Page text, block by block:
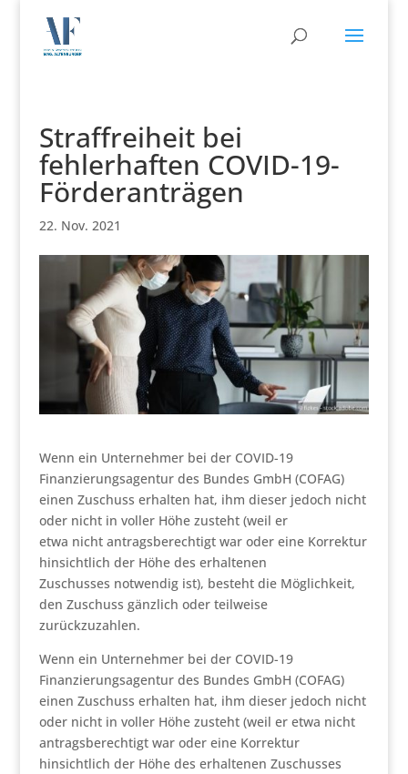
Straffreiheit bei
fehlerhaften COVID-19-
Förderanträgen
22. Nov. 2021
Wenn ein Unternehmer bei der COVID-19
Finanzierungsagentur des Bundes GmbH (COFAG)
einen Zuschuss erhalten hat, ihm dieser jedoch nicht
oder nicht in voller Höhe zusteht (weil er
etwa nicht antragsberechtigt war oder eine Korrektur
hinsichtlich der Höhe des erhaltenen
Zuschusses notwendig ist), besteht die Möglichkeit,
den Zuschuss gänzlich oder teilweise
zurückzuzahlen.
Wenn ein Unternehmer bei der COVID-19
Finanzierungsagentur des Bundes GmbH (COFAG)
einen Zuschuss erhalten hat, ihm dieser jedoch nicht
oder nicht in voller Höhe zusteht (weil er etwa nicht
antragsberechtigt war oder eine Korrektur
hinsichtlich der Höhe des erhaltenen Zuschusses